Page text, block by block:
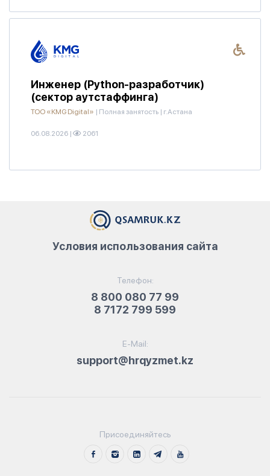
Инженер (Python-разработчик)
(сектор аутстаффинга)
ТОО «KMG Digital» | Полная занятость | г.Астана
06.08.2026 | 2061
Телефон:
8 800 080 77 99
8 7172 799 599
E-Mail:
support@hrqyzmet.kz
Условия использования сайта
Присоединяйтесь